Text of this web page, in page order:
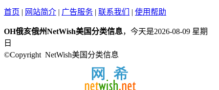
首页 | 网站简介 | 广告服务 | 联系我们 | 使用帮助
OH俄亥俄州NetWish美国分类信息，今天是2026-08-09 星期
日
©Copyright NetWish美国分类信息